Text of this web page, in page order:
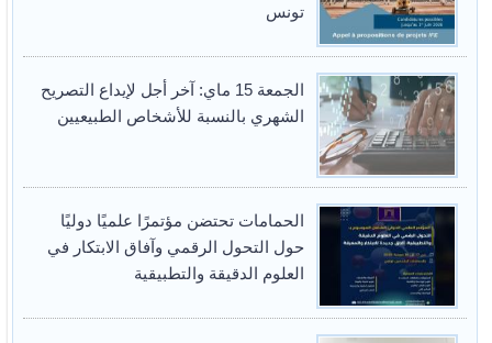
تونس
الجمعة 15 ماي: آخر أجل لإيداع التصريح
الشهري بالنسبة للأشخاص الطبيعيين
الحمامات تحتضن مؤتمرًا علميًا دوليًا
حول التحول الرقمي وآفاق الابتكار في
العلوم الدقيقة والتطبيقية